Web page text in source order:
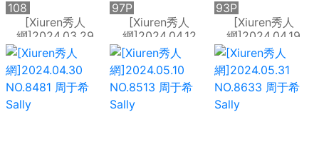
[Xiuren秀人
網]2024.03.29
NO.8318 周于希
Sally
108
[Xiuren秀人
網]2024.04.12
NO.8383 周于希
Sally
97P
[Xiuren秀人
網]2024.04.19
NO.8423 周于希
Sally
93P